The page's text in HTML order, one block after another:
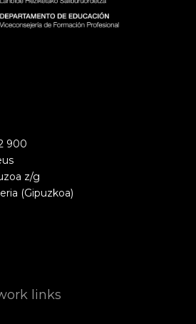
900
z/g
(Gipuzkoa)
links